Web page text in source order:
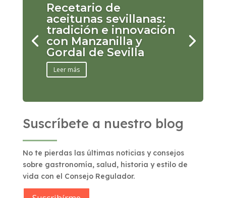
Recetario de
aceitunas sevillanas:
tradición e innovación
con Manzanilla y
Gordal de Sevilla
Leer más
Suscríbete a nuestro blog
No te pierdas las últimas noticias y consejos
sobre gastronomía, salud, historia y estilo de
vida con el Consejo Regulador.